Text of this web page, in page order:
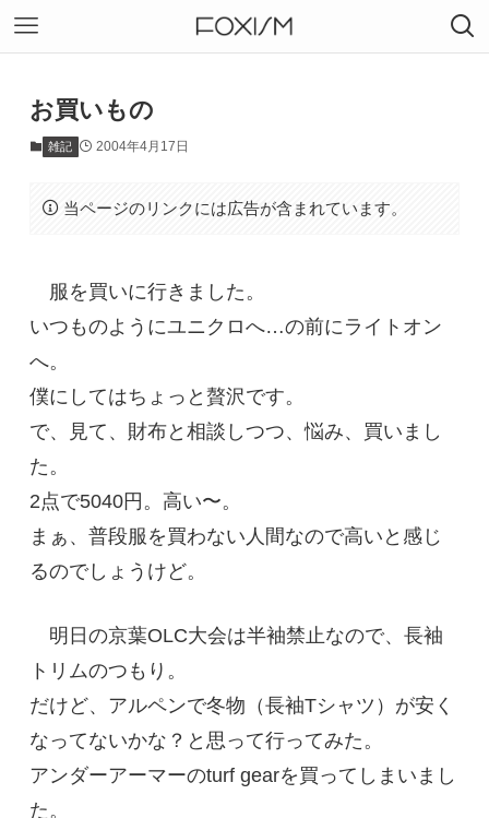
お買いもの
雑記 2004年4月17日
当ページのリンクには広告が含まれています。
服を買いに行きました。
いつものようにユニクロへ…の前にライトオン
へ。
僕にしてはちょっと贅沢です。
で、見て、財布と相談しつつ、悩み、買いまし
た。
2点で5040円。高い〜。
まぁ、普段服を買わない人間なので高いと感じ
るのでしょうけど。
明日の京葉OLC大会は半袖禁止なので、長袖
トリムのつもり。
だけど、アルペンで冬物（長袖Tシャツ）が安く
なってないかな？と思って行ってみた。
アンダーアーマーのturf gearを買ってしまいまし
た。